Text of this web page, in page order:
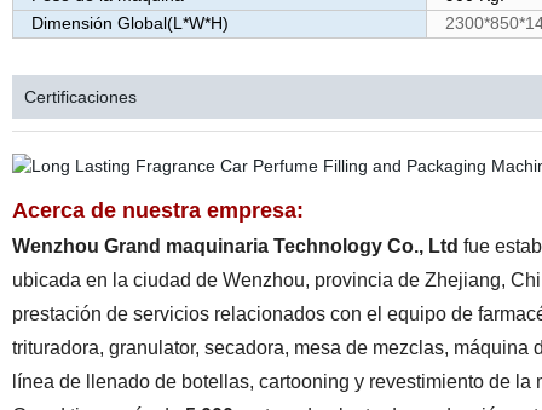
Dimensión Global(L*W*H)
Certificaciones
Acerca de nuestra empresa:
Wenzhou Grand maquinaria Technology Co., Ltd fue
ubicada en la ciudad de Wenzhou, provincia de Zhejiang,
prestación de servicios relacionados con el equipo de
trituradora, granulator, secadora, mesa de mezclas,
línea de llenado de botellas, cartooning y revestimiento de la